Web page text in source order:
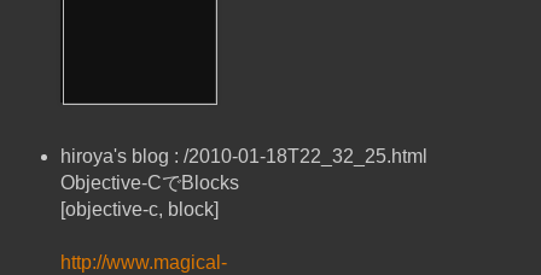
hiroya's blog : /2010-01-18T22_32_25.html
Objective-CでBlocks
[objective-c, block]
http://www.magical-